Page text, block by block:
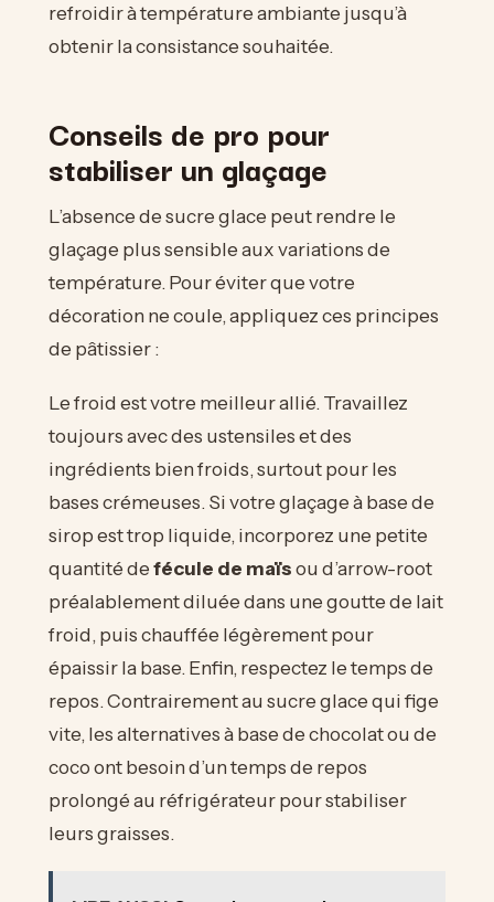
refroidir à température ambiante jusqu’à
obtenir la consistance souhaitée.
Conseils de pro pour
stabiliser un glaçage
L’absence de sucre glace peut rendre le
glaçage plus sensible aux variations de
température. Pour éviter que votre
décoration ne coule, appliquez ces principes
de pâtissier :
Le froid est votre meilleur allié. Travaillez
toujours avec des ustensiles et des
ingrédients bien froids, surtout pour les
bases crémeuses. Si votre glaçage à base de
sirop est trop liquide, incorporez une petite
quantité defécule de maïsou d’arrow-root
préalablement diluée dans une goutte de lait
froid, puis chauffée légèrement pour
épaissir la base. Enfin, respectez le temps de
repos. Contrairement au sucre glace qui fige
vite, les alternatives à base de chocolat ou de
coco ont besoin d’un temps de repos
prolongé au réfrigérateur pour stabiliser
leurs graisses.